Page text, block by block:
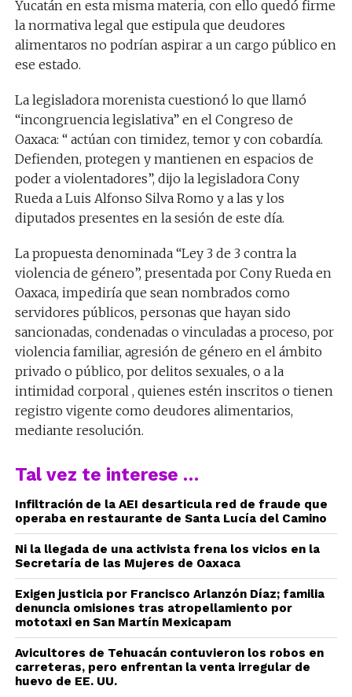
Yucatán en esta misma materia, con ello quedó firme
la normativa legal que estipula que deudores
alimentaros no podrían aspirar a un cargo público en
ese estado.
La legisladora morenista cuestionó lo que llamó
“incongruencia legislativa” en el Congreso de
Oaxaca: “ actúan con timidez, temor y con cobardía.
Defienden, protegen y mantienen en espacios de
poder a violentadores”, dijo la legisladora Cony
Rueda a Luis Alfonso Silva Romo y a las y los
diputados presentes en la sesión de este día.
La propuesta denominada “Ley 3 de 3 contra la
violencia de género”, presentada por Cony Rueda en
Oaxaca, impediría que sean nombrados como
servidores públicos, personas que hayan sido
sancionadas, condenadas o vinculadas a proceso, por
violencia familiar, agresión de género en el ámbito
privado o público, por delitos sexuales, o a la
intimidad corporal , quienes estén inscritos o tienen
registro vigente como deudores alimentarios,
mediante resolución.
Tal vez te interese …
Infiltración de la AEI desarticula red de fraude que
operaba en restaurante de Santa Lucía del Camino
Ni la llegada de una activista frena los vicios en la
Secretaría de las Mujeres de Oaxaca
Exigen justicia por Francisco Arlanzón Díaz; familia
denuncia omisiones tras atropellamiento por
mototaxi en San Martín Mexicapam
Avicultores de Tehuacán contuvieron los robos en
carreteras, pero enfrentan la venta irregular de
huevo de EE. UU.